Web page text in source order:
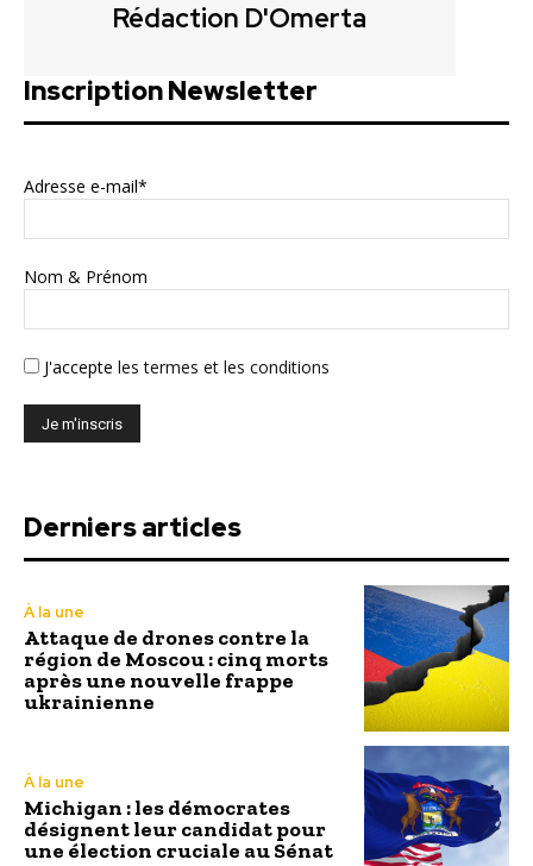
Rédaction D'Omerta
Inscription Newsletter
Adresse e-mail*
Nom & Prénom
J'accepte les termes et les conditions
Derniers articles
À la une
Attaque de drones contre la
région de Moscou : cinq morts
après une nouvelle frappe
ukrainienne
À la une
Michigan : les démocrates
désignent leur candidat pour
une élection cruciale au Sénat